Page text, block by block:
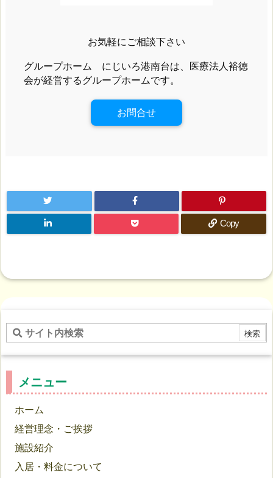
お気軽にご相談下さい
グループホーム にじいろ港南台は、医療法人裕徳
会が経営するグループホームです。
お問合せ
Copy
メニュー
ホーム
経営理念・ご挨拶
施設紹介
入居・料金について